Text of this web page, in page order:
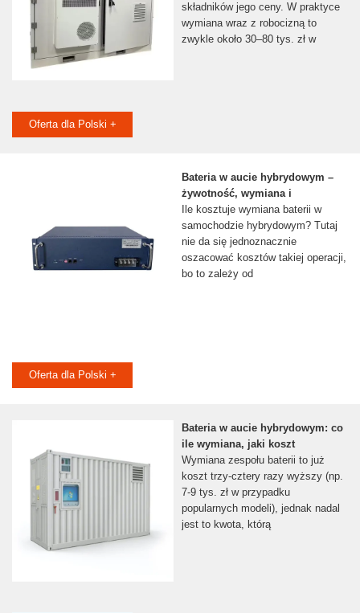
składników jego ceny. W praktyce
wymiana wraz z robocizną to
zwykle około 30–80 tys. zł w
Oferta dla Polski +
Bateria w aucie hybrydowym –
żywotność, wymiana i
Ile kosztuje wymiana baterii w
samochodzie hybrydowym? Tutaj
nie da się jednoznacznie
oszacować kosztów takiej operacji,
bo to zależy od
Oferta dla Polski +
Bateria w aucie hybrydowym: co
ile wymiana, jaki koszt
Wymiana zespołu baterii to już
koszt trzy-cztery razy wyższy (np.
7-9 tys. zł w przypadku
popularnych modeli), jednak nadal
jest to kwota, którą